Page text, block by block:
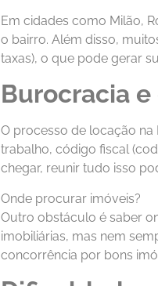
Em cidades como Milão,
o bairro. Além disso,
taxas), o que pode gerar
Burocracia
O processo de locação
trabalho, código fiscal
chegar, reunir tudo isso
Onde procurar imóveis?
Outro obstáculo é saber
imobiliárias, mas nem
concorrência por bons